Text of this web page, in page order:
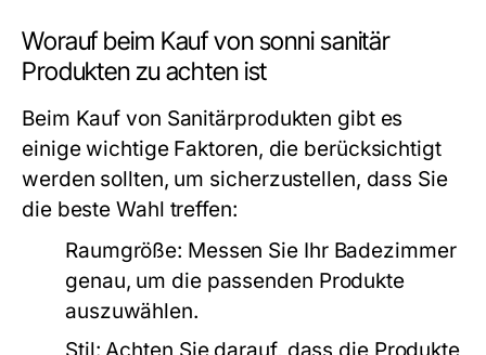
Worauf beim Kauf von sonni sanitär
Produkten zu achten ist
Beim Kauf von Sanitärprodukten gibt es
einige wichtige Faktoren, die berücksichtigt
werden sollten, um sicherzustellen, dass Sie
die beste Wahl treffen:
Raumgröße: Messen Sie Ihr Badezimmer
genau, um die passenden Produkte
auszuwählen.